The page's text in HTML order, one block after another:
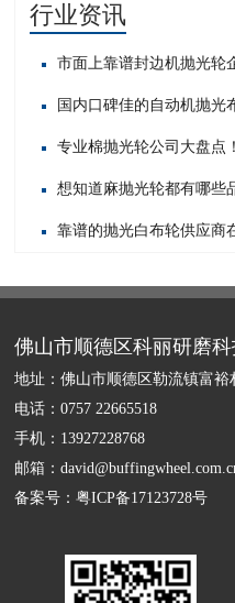
行业资讯
专业棉抛光轮公司大盘点
想知道麻抛光轮都有哪些
靠谱的抛光白布轮供应商
佛山市顺德区科丽研磨科
地址：佛山市顺德区勒流镇富裕
电话：0757 22665518
手机：13927228768
邮箱：
备案号：粤ICP备17123728号